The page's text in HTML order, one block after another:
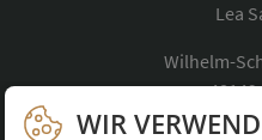
WIR
Lea
Wilhelm-
Telefon: